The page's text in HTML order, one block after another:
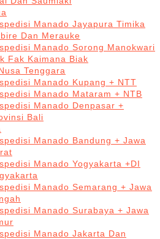
Manado Jayapura Timika
Dan Merauke
Manado Sorong Manokwari
Fak Kaimana Biak
Tenggara
Manado Kupang + NTT
Manado Mataram + NTB
Manado Denpasar +
Bali
Manado Bandung + Jawa
Manado Yogyakarta +DI
Manado Semarang + Jawa
Manado Surabaya + Jawa
Manado Jakarta Dan